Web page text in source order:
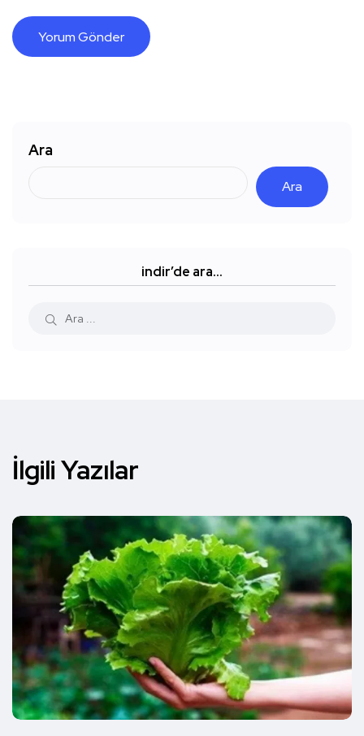
Ara
Ara
indir’de ara…
İlgili Yazılar